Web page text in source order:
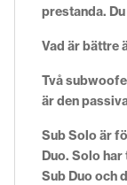
prestanda.
Vad är bättre
Två
är den
Sub Solo är
Duo. Solo
Sub Duo och